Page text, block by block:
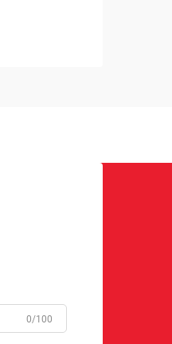
0/100